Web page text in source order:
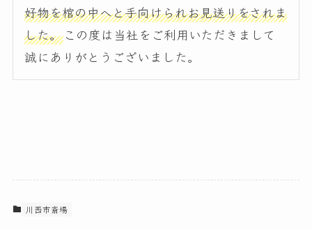
好物を棺の中へと手向けられお見送りをされま
した。 この度は当社をご利用いただきまして
誠にありがとうございました。
川西市斎場